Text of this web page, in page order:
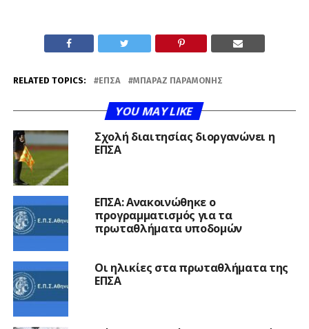
RELATED TOPICS: ΕΠΣΑ ΜΠΑΡΑΖ ΠΑΡΑΜΟΝΉΣ
YOU MAY LIKE
Σχολή διαιτησίας διοργανώνει η
ΕΠΣΑ
ΕΠΣΑ: Ανακοινώθηκε ο
προγραμματισμός για τα
πρωταθλήματα υποδομών
Οι ηλικίες στα πρωταθλήματα της
ΕΠΣΑ